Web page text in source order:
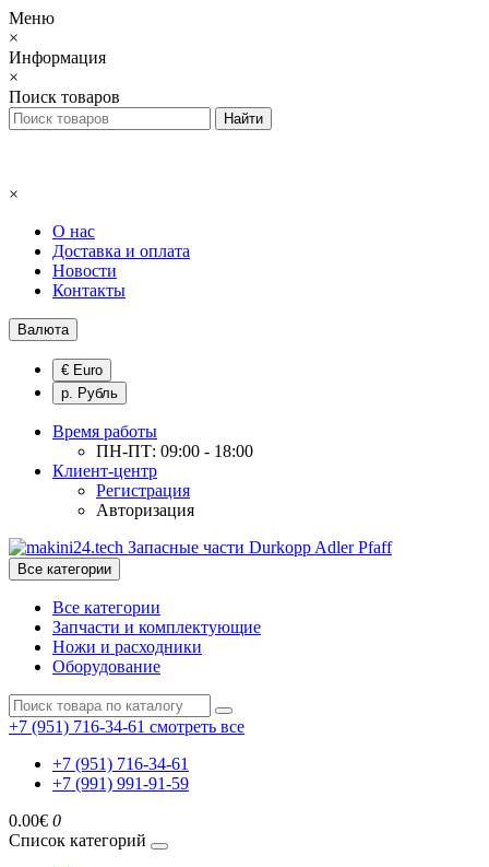
Меню
×
Информация
×
Поиск товаров
×
О нас
Доставка и оплата
Новости
Контакты
Валюта
€ Euro
р. Рубль
Время работы
ПН-ПТ: 09:00 - 18:00
Клиент-центр
Регистрация
Авторизация
Все категории
Все категории
Запчасти и комплектующие
Ножи и расходники
Оборудование
+7 (951) 716-34-61 смотреть все
+7 (951) 716-34-61
+7 (991) 991-91-59
0.00€ 0
Список категорий